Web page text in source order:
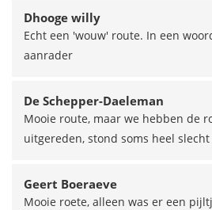
Dhooge willy
Echt een 'wouw' route. In een
aanrader
De Schepper-Daeleman
Mooie route, maar we hebben de
uitgereden, stond soms heel
Geert Boeraeve
Mooie roete, alleen was er een